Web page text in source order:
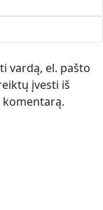
vardą, el. pašto
įvesti iš